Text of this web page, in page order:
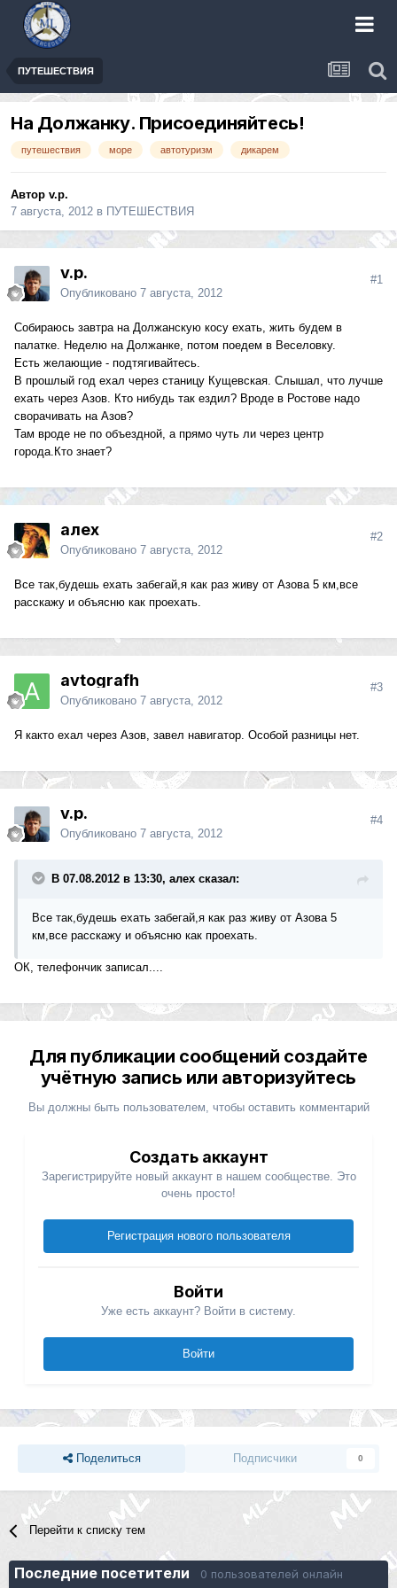
ПУТЕШЕСТВИЯ
На Должанку. Присоединяйтесь!
путешествия море автотуризм дикарем
Автор v.p.
7 августа, 2012 в ПУТЕШЕСТВИЯ
v.p.
Опубликовано 7 августа, 2012
#1
Собираюсь завтра на Должанскую косу ехать, жить будем в
палатке. Неделю на Должанке, потом поедем в Веселовку.
Есть желающие - подтягивайтесь.
В прошлый год ехал через станицу Кущевская. Слышал, что лучше
ехать через Азов. Кто нибудь так ездил? Вроде в Ростове надо
сворачивать на Азов?
Там вроде не по объездной, а прямо чуть ли через центр
города.Кто знает?
алех
Опубликовано 7 августа, 2012
#2
Все так,будешь ехать забегай,я как раз живу от Азова 5 км,все
расскажу и объясню как проехать.
avtografh
Опубликовано 7 августа, 2012
#3
Я както ехал через Азов, завел навигатор. Особой разницы нет.
v.p.
Опубликовано 7 августа, 2012
#4
В 07.08.2012 в 13:30, алех сказал:
Все так,будешь ехать забегай,я как раз живу от Азова 5
км,все расскажу и объясню как проехать.
ОК, телефончик записал....
Для публикации сообщений создайте
учётную запись или авторизуйтесь
Вы должны быть пользователем, чтобы оставить комментарий
Создать аккаунт
Зарегистрируйте новый аккаунт в нашем сообществе. Это
очень просто!
Регистрация нового пользователя
Войти
Уже есть аккаунт? Войти в систему.
Войти
Поделиться Подписчики 0
Перейти к списку тем
Последние посетители 0 пользователей онлайн